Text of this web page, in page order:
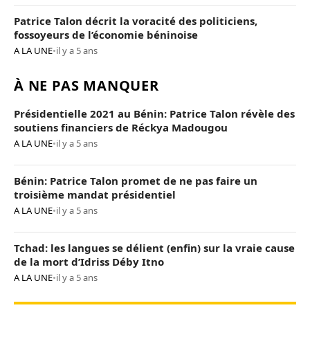
Patrice Talon décrit la voracité des politiciens,
fossoyeurs de l’économie béninoise
A LA UNE•il y a 5 ans
À NE PAS MANQUER
Présidentielle 2021 au Bénin: Patrice Talon révèle des
soutiens financiers de Réckya Madougou
A LA UNE•il y a 5 ans
Bénin: Patrice Talon promet de ne pas faire un
troisième mandat présidentiel
A LA UNE•il y a 5 ans
Tchad: les langues se délient (enfin) sur la vraie cause
de la mort d’Idriss Déby Itno
A LA UNE•il y a 5 ans